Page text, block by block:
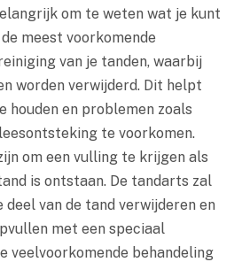
om te weten wat je kunt
meest voorkomende
van je tanden, waarbij
worden verwijderd. Dit helpt
houden en problemen zoals
te voorkomen.
om een vulling te krijgen als
is ontstaan. De tandarts zal
van de tand verwijderen en
met een speciaal
veelvoorkomende behandeling